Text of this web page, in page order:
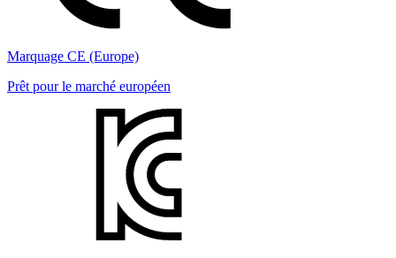
Marquage CE (Europe)
Prêt pour le marché européen